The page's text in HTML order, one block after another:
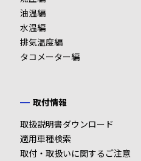
油温編
水温編
排気温度編
タコメーター編
取付情報
取扱説明書ダウンロード
適用車種検索
取付・取扱いに関するご注意